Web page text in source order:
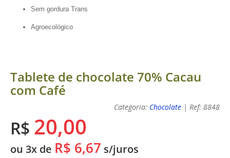
Sem gordura Trans
Agroecológico
Tablete de chocolate 70% Cacau
com Café
Categoria: Chocolate | Ref: 8848
R$ 20,00
ou 3x de R$ 6,67 s/juros